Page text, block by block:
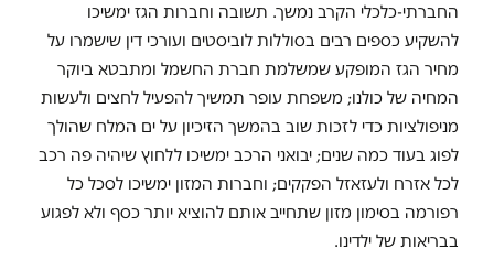
החברתי-כלכלי הקרב נמשך. תשובה וחברות הגז ימשיכו
להשקיע כספים רבים בסוללות לוביסטים ועורכי דין שישמרו על
מחיר הגז המופקע שמשלמת חברת החשמל ומתבטא ביוקר
המחיה של כולנו; משפחת עופר תמשיך להפעיל לחצים ולעשות
מניפולציות כדי לזכות שוב בהמשך הזיכיון על ים המלח שהולך
לפוג בעוד כמה שנים; יבואני הרכב ימשיכו ללחוץ שיהיה פה רכב
לכל אזרח ולעזאזל הפקקים; וחברות המזון ימשיכו לסכל כל
רפורמה בסימון מזון שתחייב אותם להוציא יותר כסף ולא לפגוע
בבריאות של ילדינו.